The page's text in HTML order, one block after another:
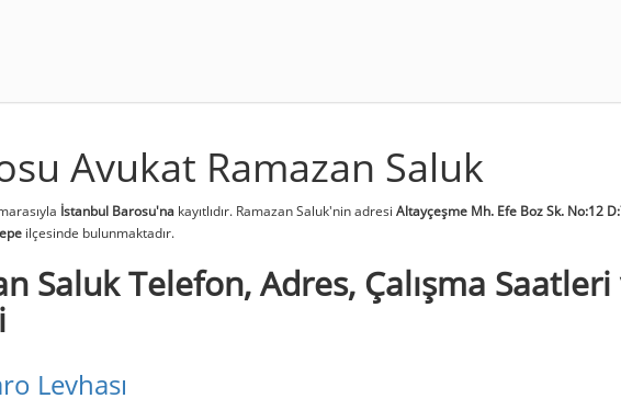
Avukat Ramazan Saluk
İstanbul Barosu'na kayıtlıdır. Ramazan Saluk'nin adresi Altayçeşme Mh. Efe Boz Sk. No:12
ilçesinde bulunmaktadır.
Saluk Telefon, Adres, Çalışma Saatleri
Levhası